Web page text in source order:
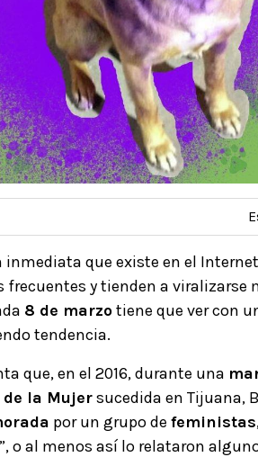
que existe en el
frecuentes y tienden a viralizarse
8 de marzotiene que ver con
tendencia.
que, en el 2016, durante una
la Mujersucedida en Tijuana,
por un grupo de feministas
o al menos así lo relataron